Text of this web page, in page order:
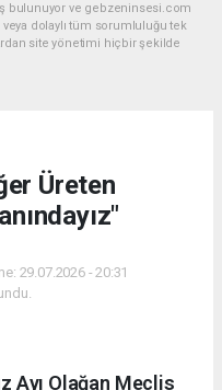
bulunuyor ve gebzeninsesi.com
dolaylı tüm sorumluluğu tek
site yönetimi hiçbir şekilde
Üreten
29.07.2026 - 20:31
Ayı Olağan Meclis